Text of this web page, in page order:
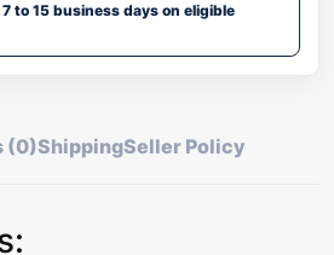
to 15 business days on eligible
(0)ShippingSeller Policy